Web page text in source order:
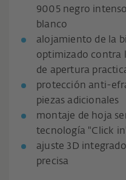
9005 negro
blanco
alojamiento de la
optimizado contra
de apertura
protección anti-
piezas adicionales
montaje de hoja
tecnología "Click
ajuste 3D
precisa